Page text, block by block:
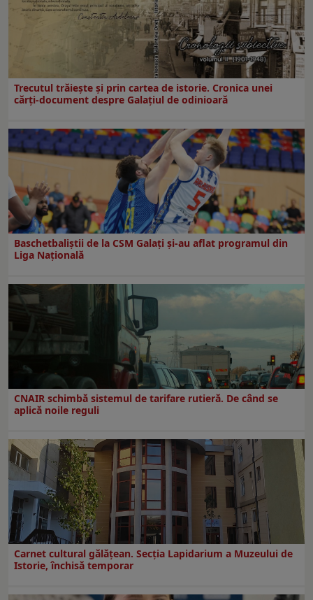
Trecutul trăiește și prin cartea de istorie. Cronica unei
cărți-document despre Galațiul de odinioară
Baschetbaliștii de la CSM Galați și-au aflat programul din
Liga Națională
CNAIR schimbă sistemul de tarifare rutieră. De când se
aplică noile reguli
Carnet cultural gălăţean. Secţia Lapidarium a Muzeului de
Istorie, închisă temporar